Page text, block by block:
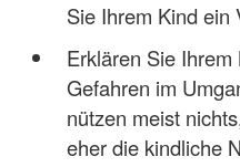
Sie Ihrem Kind ein
Erklären Sie
Gefahren im
nützen meist
eher die kindliche